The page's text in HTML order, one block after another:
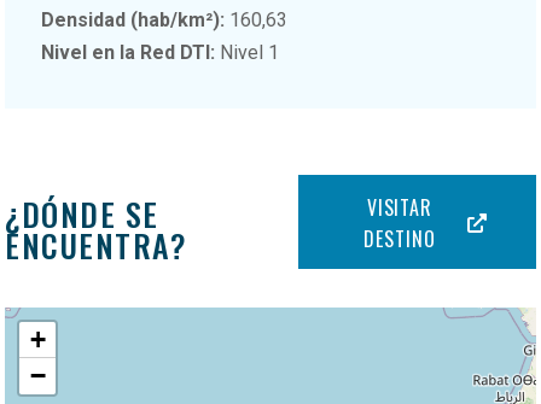
Densidad (hab/km²): 160,63
Nivel en la Red DTI: Nivel 1
¿DÓNDE SE
ENCUENTRA?
VISITAR
DESTINO
+
−